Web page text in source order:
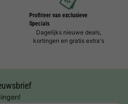
Profiteer van exclusieve
Specials
Dagelijks nieuwe deals,
kortingen en gratis extra's